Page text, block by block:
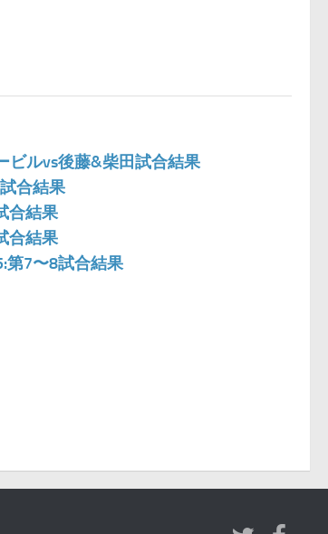
ビルvs後藤&柴田試合結果
合結果
合結果
合結果
第7〜8試合結果